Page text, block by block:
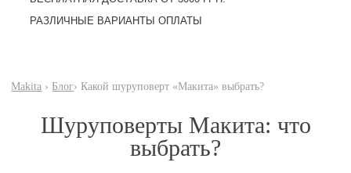
РАЗЛИЧНЫЕ ВАРИАНТЫ ОПЛАТЫ
Makita ›Блог› Какой шуруповерт «Макита» выбрать?
Шуруповерты Макита: что
выбрать?